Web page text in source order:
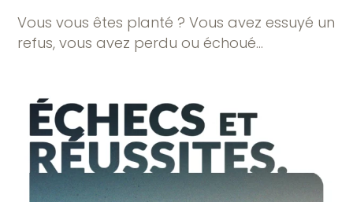
Vous vous êtes planté ? Vous avez essuyé un
refus, vous avez perdu ou échoué…